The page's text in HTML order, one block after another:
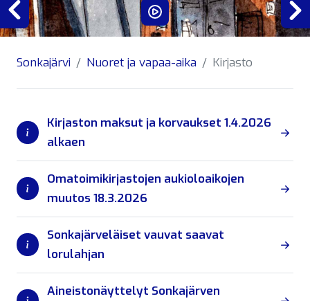
Previous
Sonkajärvi
Nuoret ja vapaa-aika Kirjasto
Kirjaston maksut ja korvaukset 1.4.2026
alkaen
Omatoimikirjastojen aukioloaikojen
muutos 18.3.2026
Sonkajärveläiset vauvat saavat
lorulahjan
Aineistonäyttelyt Sonkajärven